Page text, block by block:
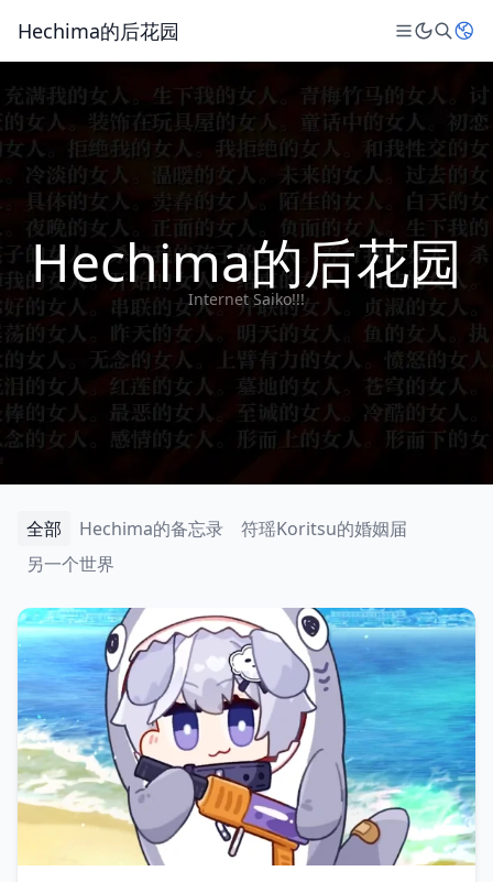
Hechima的后花园
Hechima的后花园
Internet Saiko!!!
全部 Hechima的备忘录
符瑶Koritsu的婚姻届
另一个世界